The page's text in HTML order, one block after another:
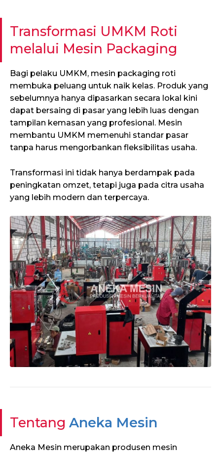
Transformasi UMKM Roti
melalui Mesin Packaging
Bagi pelaku UMKM, mesin packaging roti
membuka peluang untuk naik kelas. Produk yang
sebelumnya hanya dipasarkan secara lokal kini
dapat bersaing di pasar yang lebih luas dengan
tampilan kemasan yang profesional. Mesin
membantu UMKM memenuhi standar pasar
tanpa harus mengorbankan fleksibilitas usaha.
Transformasi ini tidak hanya berdampak pada
peningkatan omzet, tetapi juga pada citra usaha
yang lebih modern dan terpercaya.
Tentang Aneka Mesin
Aneka Mesin merupakan produsen mesin